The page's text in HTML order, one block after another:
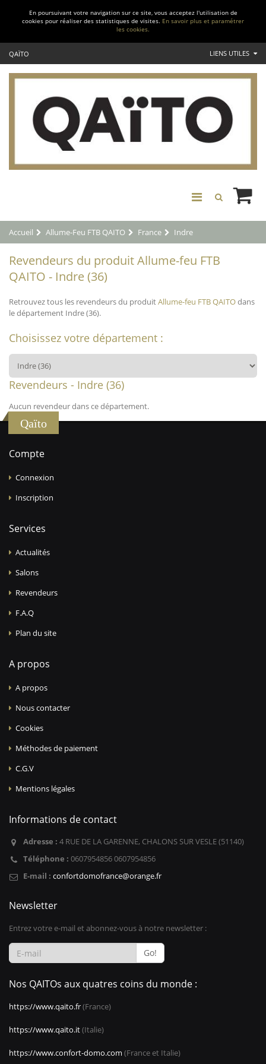
En poursuivant votre navigation sur ce site, vous acceptez l'utilisation de
cookies pour réaliser des statistiques de visites. En savoir plus et paramétrer
les cookies.
QAÏTO LIENS UTILES
Accueil Allume-Feu FTB QAITO France Indre
Revendeurs du produit Allume-feu FTB
QAITO - Indre (36)
Retrouvez tous les revendeurs du produitAllume-feu FTB QAITOdans
le département Indre (36).
Choisissez votre département :
Revendeurs - Indre (36)
Aucun revendeur dans ce département.
Qaïto
Compte
Connexion
Inscription
Services
Actualités
Salons
Revendeurs
F.A.Q
Plan du site
A propos
A propos
Nous contacter
Cookies
Méthodes de paiement
C.G.V
Mentions légales
Informations de contact
Adresse : 4 RUE DE LA GARENNE, CHALONS SUR VESLE (51140)
Téléphone : 0607954856 0607954856
E-mail : confortdomofrance@orange.fr
Newsletter
Entrez votre e-mail et abonnez-vous à notre newsletter :
Go!
Nos QAITOs aux quatres coins du monde :
https://www.qaito.fr(France)
https://www.qaito.it(Italie)
https://www.confort-domo.com (France et Italie)